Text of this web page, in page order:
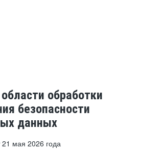
обработки
безопасности
данных
21 мая 2026 года